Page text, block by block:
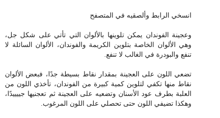
انسخي الرابط وألصقيه في المتصفح
وعجينة الفوندان يمكن تلوينها بالألوان التي تأتي على شكل جل،
وهي الألوان الخاصة بتلوين الكريمة والفوندان، الألوان السائلة لا
تنفع والبودرة في الغالب لا تنفع.
تضعي اللون على العجينة بمقدار نقاط بسيطة جدًا، فبعض الألوان
نقاط منها تكفي لتلوين كمية كبيرة من الفوندان، تأخذي اللون من
العلبة بطرف عود الأسنان وتضعيه على العجينة ثم تعجنيها جييييدًا،
وهكذا تضيفي اللون حتى تحصلي على اللون المرغوب.